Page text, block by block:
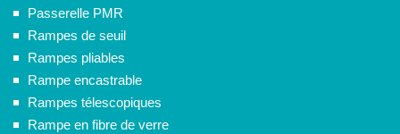
Passerelle PMR
Rampes de seuil
Rampes pliables
Rampe encastrable
Rampes télescopiques
Rampe en fibre de verre